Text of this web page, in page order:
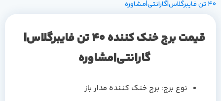
قیمت برج خنک کننده 40 تن فایبرگلاس|
گارانتی|مشاوره
نوع برج: برج خنک کننده مدار باز